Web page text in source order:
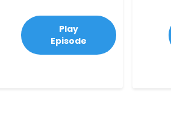
Play
Episode